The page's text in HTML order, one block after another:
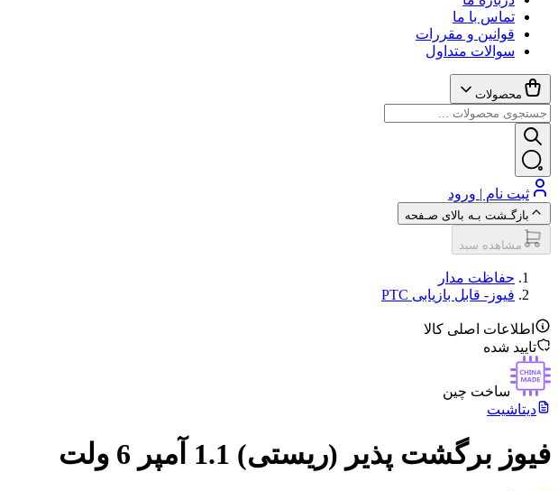
تماس با ما
قوانین و مقررات
سوالات متداول
محصولات
ثبت نام | ورود
بازگـشت بـه بالای صـفحه
مشاهده سبد
حفاظت مدار
فیوز- قابل بازیابی PTC
اطلاعات اصلی کالا
تایید شده
ساخت چین
دیتاشیت
فیوز برگشت پذیر (ریستی) 1.1 آمپر 6 ولت